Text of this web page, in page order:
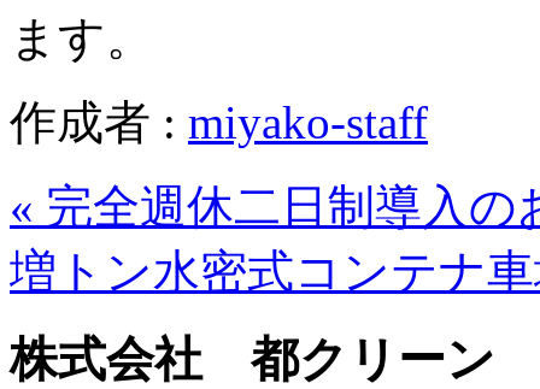
ます。
作成者 : miyako-staff
« 完全週休二日制導入の
増トン水密式コンテナ
株式会社 都クリーン